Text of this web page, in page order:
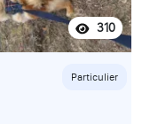
310
Particulier